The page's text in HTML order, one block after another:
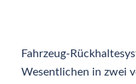
Fahrzeug-
Wesentlichen in zwei